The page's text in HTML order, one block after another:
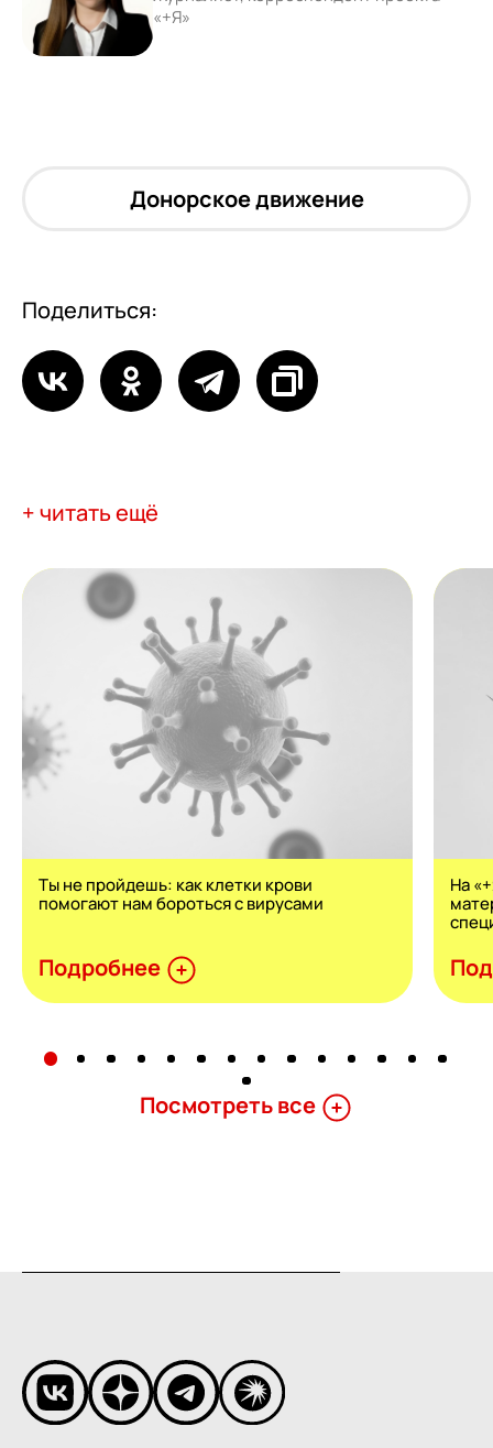
«+Я»
Поделиться:
Донорское движение
+ читать ещё
Ты не пройдешь: как клетки крови
помогают нам бороться с вирусами
Подробнее
На
Поcмотреть все